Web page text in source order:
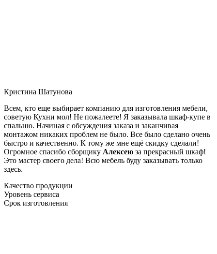
Кристина Шатунова
Всем, кто еще выбирает компанию для изготовления мебели,
советую Кухни мол! Не пожалеете! Я заказывала шкаф-купе в
спальню. Начиная с обсуждения заказа и заканчивая
монтажом никаких проблем не было. Все было сделано очень
быстро и качественно. К тому же мне ещё скидку сделали!
Огромное спасибо сборщику Алексею за прекрасный шкаф!
Это мастер своего дела! Всю мебель буду заказывать только
здесь.
Качество продукции
Уровень сервиса
Срок изготовления